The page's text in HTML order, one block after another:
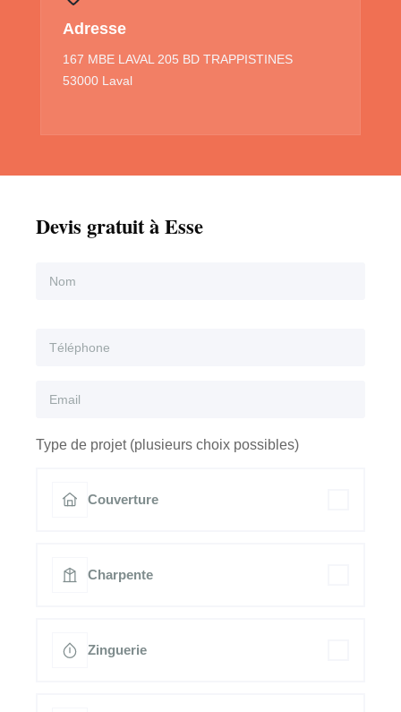
Adresse
167 MBE LAVAL 205 BD TRAPPISTINES
53000 Laval
Devis gratuit à Esse
Type de projet (plusieurs choix possibles)
Couverture
Charpente
Zinguerie